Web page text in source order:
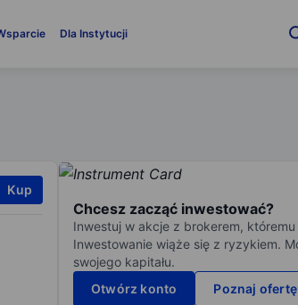
Dla Instytucji
Kup
Chcesz zacząć inwestować?
Inwestuj w akcje z brokerem,
Inwestowanie wiąże się z ryzykiem.
swojego kapitału.
Otwórz konto
Poznaj